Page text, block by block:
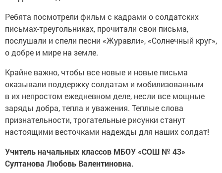
Ребята посмотрели фильм с кадрами о солдатских
письмах-треугольниках, прочитали свои письма,
послушали и спели песни «Журавли», «Солнечный круг»,
о добре и мире на земле.
Крайне важно, чтобы все новые и новые письма
оказывали поддержку солдатам и мобилизованным
в их непростом ежедневном деле, несли все мощные
заряды добра, тепла и уважения. Теплые слова
признательности, трогательные рисунки станут
настоящими весточками надежды для наших солдат!
Учитель начальных классов МБОУ «СОШ № 43»
Султанова Любовь Валентиновна.